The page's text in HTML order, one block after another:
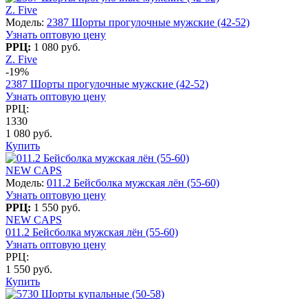
Z. Five
Модель: 2387 Шорты прогулочные мужские (42-52)
Узнать оптовую цену
РРЦ: 1 080 руб.
Z. Five
-19%
2387 Шорты прогулочные мужские (42-52)
Узнать оптовую цену
РРЦ:
1330
1 080 руб.
Купить
NEW CAPS
Модель: 011.2 Бейсболка мужская лён (55-60)
Узнать оптовую цену
РРЦ: 1 550 руб.
NEW CAPS
011.2 Бейсболка мужская лён (55-60)
Узнать оптовую цену
РРЦ:
1 550 руб.
Купить